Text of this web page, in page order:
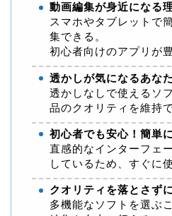
動画編集が身近になる
スマホやタブレットで
集できる。
初心者向けのアプリが
透かしが気になるあな
透かしなしで使えるソ
品のクオリティを維持で
初心者でも安心！簡単
直感的なインターフェ
しているため、すぐに
クオリティを落とさず
多機能なソフトを選ぶ